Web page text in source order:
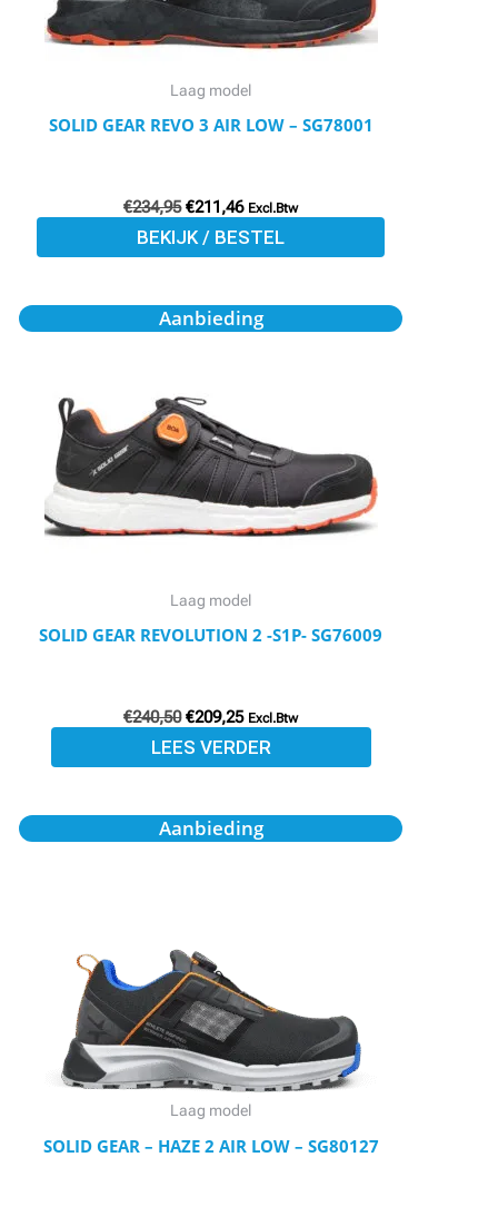
Laag model
SOLID GEAR REVO 3 AIR LOW – SG78001
€234,95 €211,46 Excl.Btw
BEKIJK / BESTEL
kan
gekozen
worden
op
Aanbieding
Laag model
SOLID GEAR REVOLUTION 2 -S1P- SG76009
€240,50
Oorspronkelijke
prijs
€209,25
Huidige
prijs
Excl.Btw
LEES VERDER
Aanbieding
Laag model
SOLID GEAR – HAZE 2 AIR LOW – SG80127
Oorspronkelijke
prijs
Huidige
prijs